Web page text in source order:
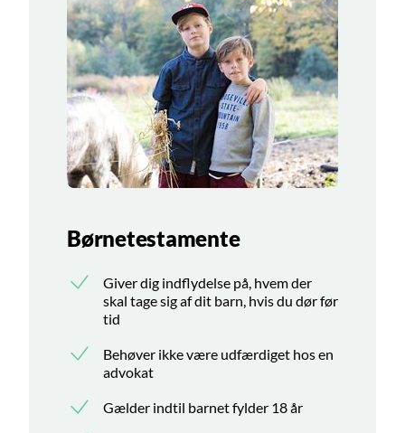
Børnetestamente
Giver dig indflydelse på, hvem der
skal tage sig af dit barn, hvis du dør før
tid
Behøver ikke være udfærdiget hos en
advokat
Gælder indtil barnet fylder 18 år